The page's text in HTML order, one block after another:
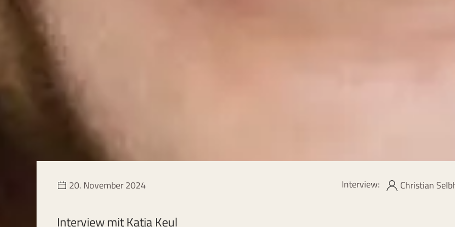
20. November 2024 Interview: Christian
Interview mit Katja Keul